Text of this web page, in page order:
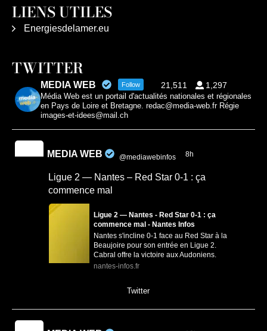
LIENS UTILES
Energiesdelamer.eu
TWITTER
MEDIA WEB Follow 21,511 1,297
Média Web est un portail d'actualités nationales et régionales
en Pays de Loire et Bretagne. redac@media-web.fr Régie
images-et-idees@mail.ch
MEDIA WEB @mediawebinfos 8h
Ligue 2 — Nantes – Red Star 0-1 : ça
commence mal
Ligue 2 — Nantes - Red Star 0-1 : ça
commence mal - Nantes Infos
Nantes s'incline 0-1 face au Red Star à la
Beaujoire pour son entrée en Ligue 2.
Cabral offre la victoire aux Audoniens.
nantes-infos.fr
Twitter